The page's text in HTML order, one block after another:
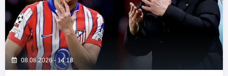
08.08.2026 - 14:18